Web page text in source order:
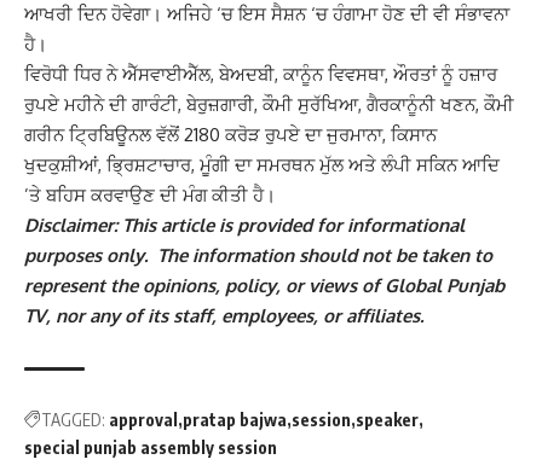
ਆਖਰੀ ਦਿਨ ਹੋਵੇਗਾ। ਅਜਿਹੇ ‘ਚ ਇਸ ਸੈਸ਼ਨ ‘ਚ ਹੰਗਾਮਾ ਹੋਣ ਦੀ ਵੀ ਸੰਭਾਵਨਾ
ਹੈ।
ਵਿਰੋਧੀ ਧਿਰ ਨੇ ਐੱਸਵਾਈਐੱਲ, ਬੇਅਦਬੀ, ਕਾਨੂੰਨ ਵਿਵਸਥਾ, ਔਰਤਾਂ ਨੂੰ ਹਜ਼ਾਰ
ਰੁਪਏ ਮਹੀਨੇ ਦੀ ਗਾਰੰਟੀ, ਬੇਰੁਜ਼ਗਾਰੀ, ਕੌਮੀ ਸੁਰੱਖਿਆ, ਗੈਰਕਾਨੂੰਨੀ ਖਣਨ, ਕੌਮੀ
ਗਰੀਨ ਟ੍ਰਿਬਿਊਨਲ ਵੱਲੋਂ 2180 ਕਰੋੜ ਰੁਪਏ ਦਾ ਜੁਰਮਾਨਾ, ਕਿਸਾਨ
ਖੁਦਕੁਸ਼ੀਆਂ, ਭ੍ਰਿਸ਼ਟਾਚਾਰ, ਮੂੰਗੀ ਦਾ ਸਮਰਥਨ ਮੁੱਲ ਅਤੇ ਲੰਪੀ ਸਕਿਨ ਆਦਿ
’ਤੇ ਬਹਿਸ ਕਰਵਾਉਣ ਦੀ ਮੰਗ ਕੀਤੀ ਹੈ।
Disclaimer: This article is provided for informational
purposes only. The information should not be taken to
represent the opinions, policy, or views of Global Punjab
TV, nor any of its staff, employees, or affiliates.
TAGGED: approval pratap bajwa session speaker
special punjab assembly session